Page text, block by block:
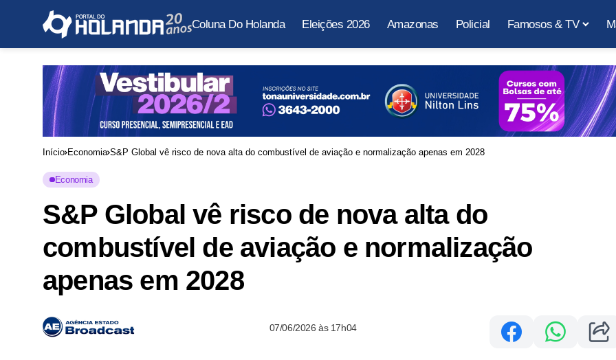
Coluna Do Holanda Eleições 2026 Amazonas Policial Famosos & TV
Início Economia S&P Global vê risco de nova alta do combustível de aviação e normalização apenas em 2028
Economia
S&P Global vê risco de nova alta do
combustível de aviação e normalização
apenas em 2028
07/06/2026 às 17h04